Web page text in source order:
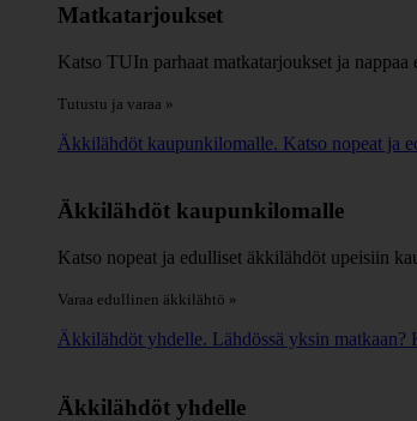
Matkatarjoukset
Katso TUIn parhaat matkatarjoukset ja
Tutustu ja varaa »
Äkkilähdöt kaupunkilomalle. Katso nopeat ja
Äkkilähdöt kaupunkilomalle
Katso nopeat ja edulliset äkkilähdöt upeisiin
Varaa edullinen äkkilähtö »
Äkkilähdöt yhdelle. Lähdössä yksin
Äkkilähdöt yhdelle